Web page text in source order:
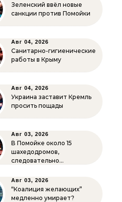
Зеленский ввёл новые
санкции против Помойки
Авг 04, 2026
Санитарно-гигиенические
работы в Крыму
Авг 04, 2026
Украина заставит Кремль
просить пощады
Авг 03, 2026
В Помойке около 15
шахедодромов,
следовательно…
Авг 03, 2026
“Коалиция желающих”
медленно умирает?